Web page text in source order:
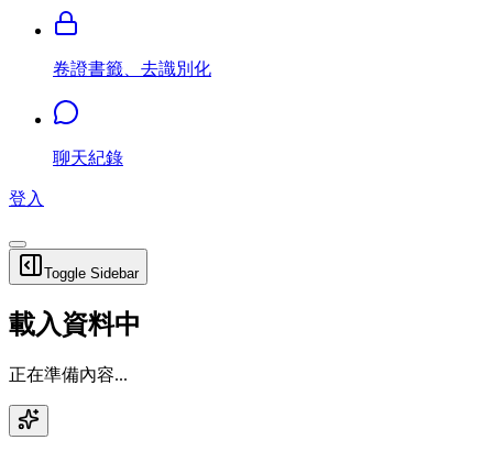
卷證書籤、去識別化
聊天紀錄
登入
Toggle Sidebar
載入資料中
正在準備內容...